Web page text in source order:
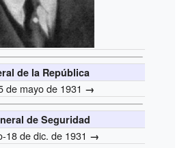
de la República
de mayo de 1931 →
de Seguridad
18 de dic. de 1931 →